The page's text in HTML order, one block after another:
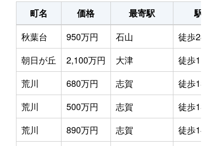
町名 価格 最寄駅
駅徒
秋葉台
950万円 石山
徒歩24分
朝日が丘
2,100万円 大津
徒歩11分
荒川
680万円 志賀
徒歩13分
荒川
500万円 志賀
徒歩13分
荒川
890万円 志賀
徒歩14分